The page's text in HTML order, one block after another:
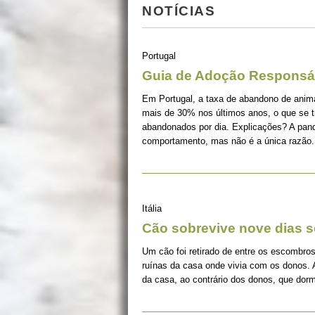
NOTÍCIAS
Portugal
Guia de Adoção
Em Portugal, a taxa de abandono de
mais de 30% nos últimos anos, o que se
abandonados por dia. Explicações? A
comportamento, mas não é a única razão.
Itália
Cão sobrevive nove dias
Um cão foi retirado de entre os
ruínas da casa onde vivia com os donos.
da casa, ao contrário dos donos, que